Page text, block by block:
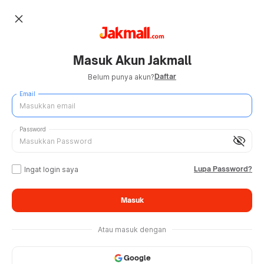
close
Masuk Akun Jakmall
Belum punya akun?Daftar
Email
visibility_off
Password
Ingat login saya Lupa Password?
Masuk
Atau masuk dengan
Google